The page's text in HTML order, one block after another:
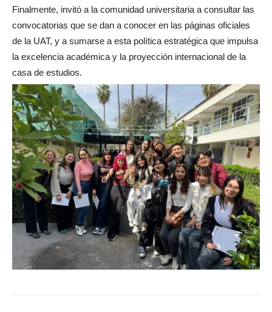
Finalmente, invitó a la comunidad universitaria a consultar las
convocatorias que se dan a conocer en las páginas oficiales
de la UAT, y a sumarse a esta política estratégica que impulsa
la excelencia académica y la proyección internacional de la
casa de estudios.